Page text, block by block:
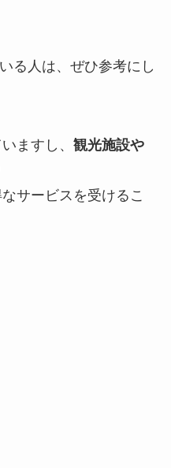
る人は、ぜひ参考にし
ますし、 観光施設や
サービスを受けるこ